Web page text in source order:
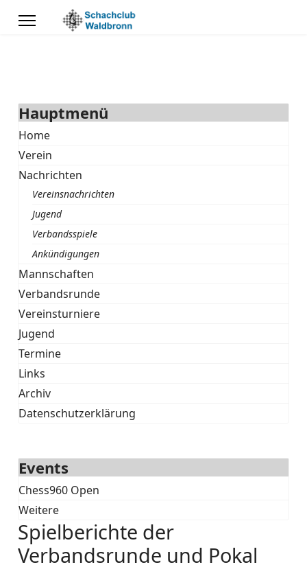
Hauptmenü
Home
Verein
Nachrichten
Vereinsnachrichten
Jugend
Verbandsspiele
Ankündigungen
Mannschaften
Verbandsrunde
Vereinsturniere
Jugend
Termine
Links
Archiv
Datenschutzerklärung
Events
Chess960 Open
Weitere
Spielberichte der
Verbandsrunde und Pokal